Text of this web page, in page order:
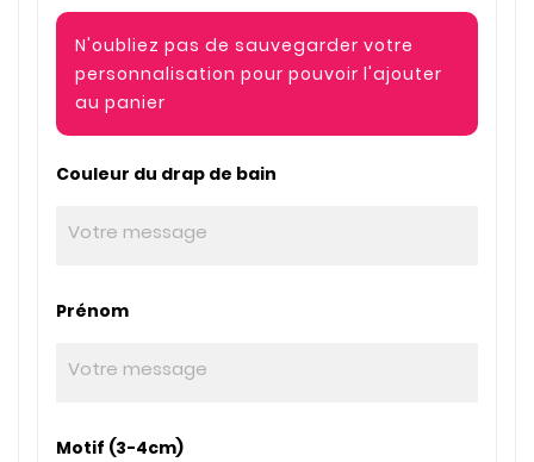
N'oubliez pas de sauvegarder votre
personnalisation pour pouvoir l'ajouter
au panier
Couleur du drap de bain
Prénom
Motif (3-4cm)